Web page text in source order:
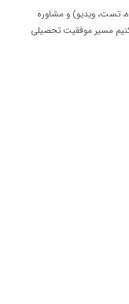
تست، ویدیو) و مشاوره
مسیر موفقیت تحصیلی